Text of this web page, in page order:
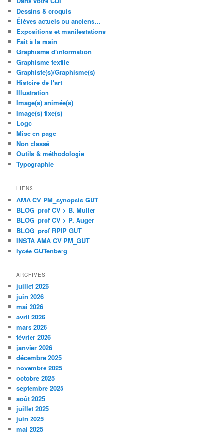
Dessins & croquis
Élèves actuels ou anciens…
Expositions et manifestations
Fait à la main
Graphisme d'information
Graphisme textile
Graphiste(s)/Graphisme(s)
Histoire de l'art
Illustration
Image(s) animée(s)
Image(s) fixe(s)
Logo
Mise en page
Non classé
Outils & méthodologie
Typographie
LIENS
AMA CV PM_synopsis GUT
BLOG_prof CV > B. Muller
BLOG_prof CV > P. Auger
BLOG_prof RPIP GUT
INSTA AMA CV PM_GUT
lycée GUTenberg
ARCHIVES
juillet 2026
juin 2026
mai 2026
avril 2026
mars 2026
février 2026
janvier 2026
décembre 2025
novembre 2025
octobre 2025
septembre 2025
août 2025
juillet 2025
juin 2025
mai 2025